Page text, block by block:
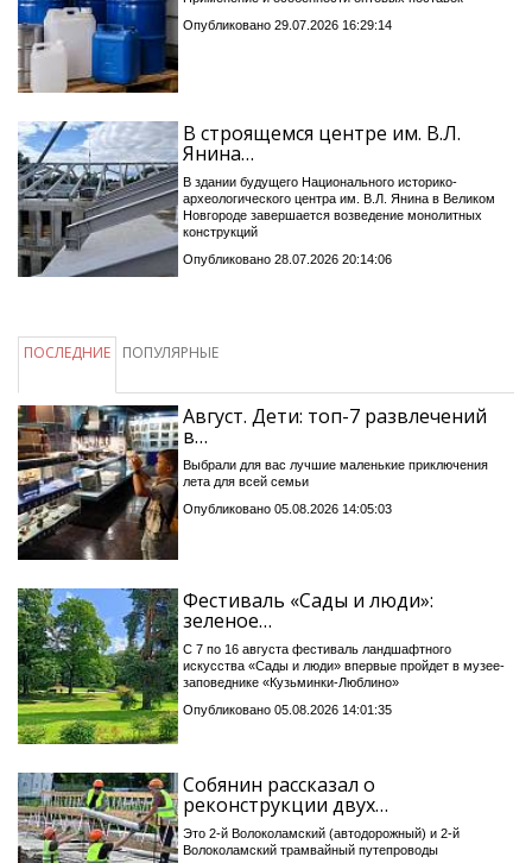
Опубликовано 29.07.2026 16:29:14
В строящемся центре им. В.Л.
Янина…
В здании будущего Национального историко-
археологического центра им. В.Л. Янина в Великом
Новгороде завершается возведение монолитных
конструкций
Опубликовано 28.07.2026 20:14:06
ПОСЛЕДНИЕ ПОПУЛЯРНЫЕ
Август. Дети: топ-7 развлечений
в…
Выбрали для вас лучшие маленькие приключения
лета для всей семьи
Опубликовано 05.08.2026 14:05:03
Фестиваль «Сады и люди»:
зеленое…
С 7 по 16 августа фестиваль ландшафтного
искусства «Сады и люди» впервые пройдет в музее-
заповеднике «Кузьминки-Люблино»
Опубликовано 05.08.2026 14:01:35
Собянин рассказал о
реконструкции двух…
Это 2-й Волоколамский (автодорожный) и 2-й
Волоколамский трамвайный путепроводы